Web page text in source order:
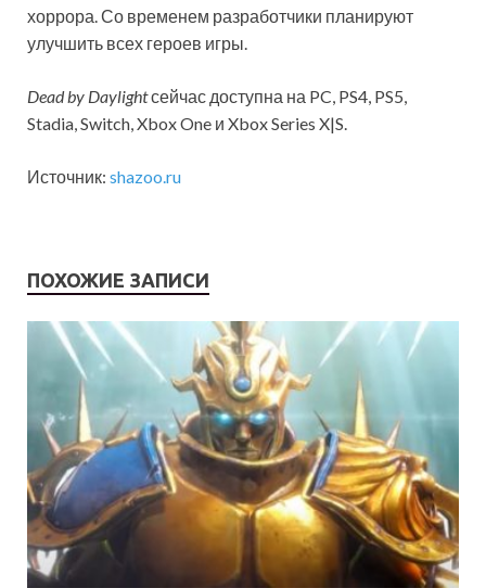
хоррора. Со временем разработчики планируют
улучшить всех героев игры.
Dead by Daylightсейчас доступна на PC, PS4, PS5,
Stadia, Switch, Xbox One и Xbox Series X|S.
Источник: shazoo.ru
ПОХОЖИЕ ЗАПИСИ